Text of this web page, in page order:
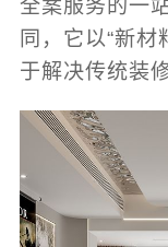
全案服务的一
同，它以“新
于解决传统装